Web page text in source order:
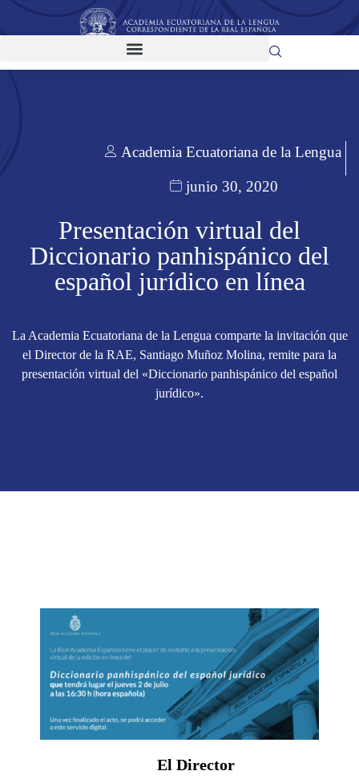
Academia Ecuatoriana de la Lengua
junio 30, 2020
Presentación virtual del
Diccionario panhispánico del
español jurídico en línea
La Academia Ecuatoriana de la Lengua comparte la invitación que
el Director de la RAE, Santiago Muñoz Molina, remite para la
presentación virtual del «Diccionario panhispánico del español
jurídico».
El Director